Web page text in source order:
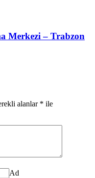
Merkezi – Trabzon
alanlar * ile
Ad